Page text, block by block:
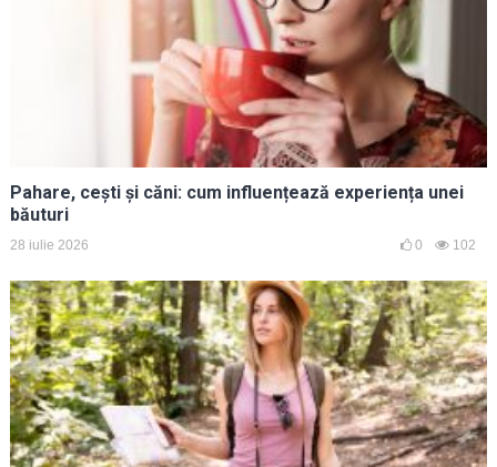
Pahare, cești și căni: cum influențează experiența unei
băuturi
28 iulie 2026 0 102